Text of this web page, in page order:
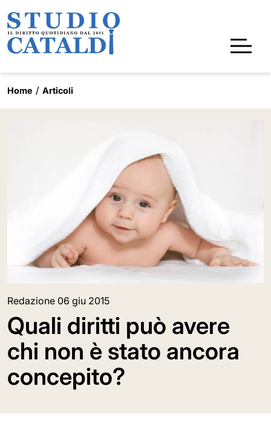
Home Articoli
Redazione 06 giu 2015
Quali diritti può avere
chi non è stato ancora
concepito?